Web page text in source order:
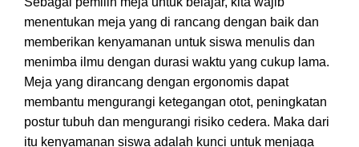
menentukan meja yang di rancang dengan baik dan
memberikan kenyamanan untuk siswa menulis dan
menimba ilmu dengan durasi waktu yang cukup lama.
Meja yang dirancang dengan ergonomis dapat
membantu mengurangi ketegangan otot, peningkatan
postur tubuh dan mengurangi risiko cedera. Maka dari
itu kenyamanan siswa adalah kunci untuk menjaga